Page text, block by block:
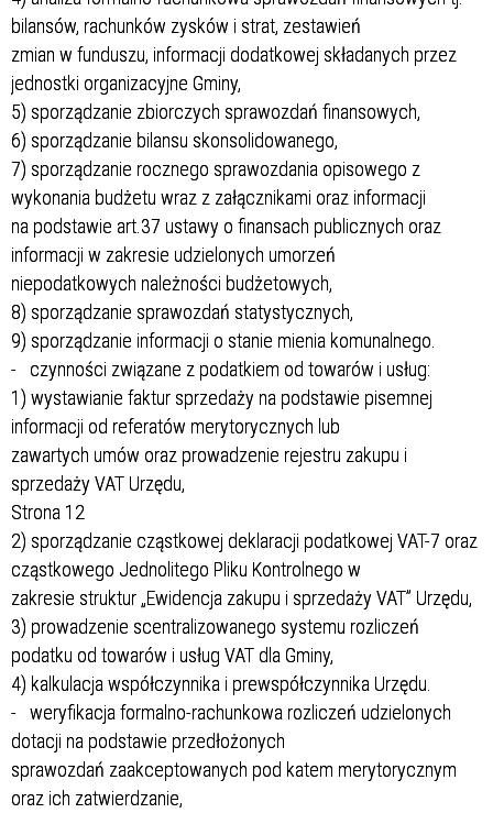
bilansów, rachunków zysków i strat, zestawień
zmian w funduszu, informacji dodatkowej składanych przez
jednostki organizacyjne Gminy,
5) sporządzanie zbiorczych sprawozdań finansowych,
6) sporządzanie bilansu skonsolidowanego,
7) sporządzanie rocznego sprawozdania opisowego z
wykonania budżetu wraz z załącznikami oraz informacji
na podstawie art.37 ustawy o finansach publicznych oraz
informacji w zakresie udzielonych umorzeń
niepodatkowych należności budżetowych,
8) sporządzanie sprawozdań statystycznych,
9) sporządzanie informacji o stanie mienia komunalnego.
- czynności związane z podatkiem od towarów i usług:
1) wystawianie faktur sprzedaży na podstawie pisemnej
informacji od referatów merytorycznych lub
zawartych umów oraz prowadzenie rejestru zakupu i
sprzedaży VAT Urzędu,
Strona 12
2) sporządzanie cząstkowej deklaracji podatkowej VAT-7 oraz
cząstkowego Jednolitego Pliku Kontrolnego w
zakresie struktur „Ewidencja zakupu i sprzedaży VAT” Urzędu,
3) prowadzenie scentralizowanego systemu rozliczeń
podatku od towarów i usług VAT dla Gminy,
4) kalkulacja współczynnika i prewspółczynnika Urzędu.
- weryfikacja formalno-rachunkowa rozliczeń udzielonych
dotacji na podstawie przedłożonych
sprawozdań zaakceptowanych pod katem merytorycznym
oraz ich zatwierdzanie,